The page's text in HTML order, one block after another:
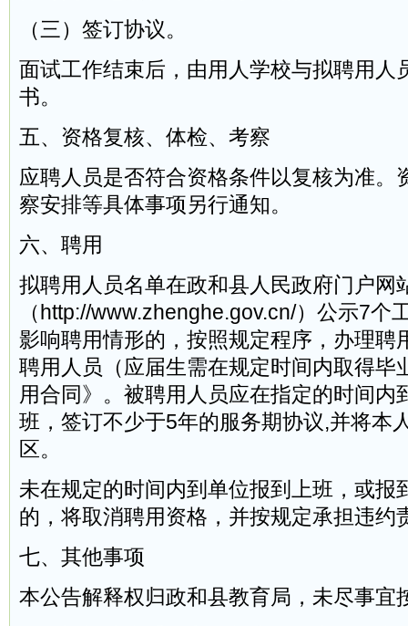
（三）签订协议。
面试工作结束后，由用人学校与拟聘用人
书。
五、资格复核、体检、考察
应聘人员是否符合资格条件以复核为准。
察安排等具体事项另行通知。
六、聘用
拟聘用人员名单在政和县人民政府门户网
（http://www.zhenghe.gov.cn/）公示7个
影响聘用情形的，按照规定程序，办理聘
聘用人员（应届生需在规定时间内取得毕
用合同》。被聘用人员应在指定的时间内
班，签订不少于5年的服务期协议,并将本
区。
未在规定的时间内到单位报到上班，或报
的，将取消聘用资格，并按规定承担违约
七、其他事项
本公告解释权归政和县教育局，未尽事宜